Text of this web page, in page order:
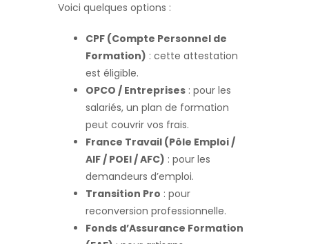
Voici quelques options :
CPF (Compte Personnel de
Formation) : cette attestation
est éligible.
OPCO / Entreprises : pour les
salariés, un plan de formation
peut couvrir vos frais.
France Travail (Pôle Emploi /
AIF / POEI / AFC) : pour les
demandeurs d’emploi.
Transition Pro : pour
reconversion professionnelle.
Fonds d’Assurance Formation